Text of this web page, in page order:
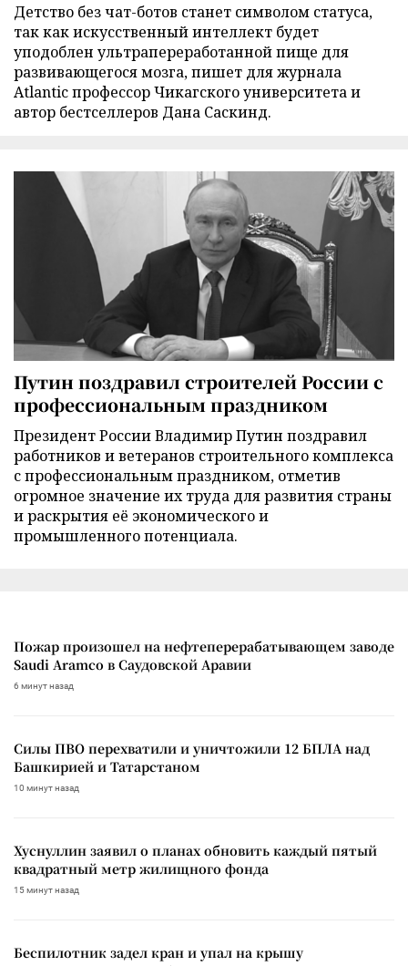
Детство без чат-ботов станет символом статуса,
так как искусственный интеллект будет
уподоблен ультрапереработанной пище для
развивающегося мозга, пишет для журнала
Atlantic профессор Чикагского университета и
автор бестселлеров Дана Саскинд.
Путин поздравил строителей России с
профессиональным праздником
Президент России Владимир Путин поздравил
работников и ветеранов строительного комплекса
с профессиональным праздником, отметив
огромное значение их труда для развития страны
и раскрытия её экономического и
промышленного потенциала.
Пожар произошел на нефтеперерабатывающем заводе
Saudi Aramco в Саудовской Аравии
6 минут назад
Силы ПВО перехватили и уничтожили 12 БПЛА над
Башкирией и Татарстаном
10 минут назад
Хуснуллин заявил о планах обновить каждый пятый
квадратный метр жилищного фонда
15 минут назад
Беспилотник задел кран и упал на крышу